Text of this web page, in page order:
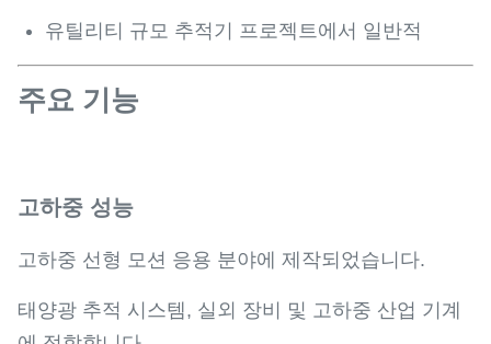
유틸리티 규모 추적기 프로젝트에서 일반적
주요 기능
고하중 성능
고하중 선형 모션 응용 분야에 제작되었습니다.
태양광 추적 시스템, 실외 장비 및 고하중 산업 기계